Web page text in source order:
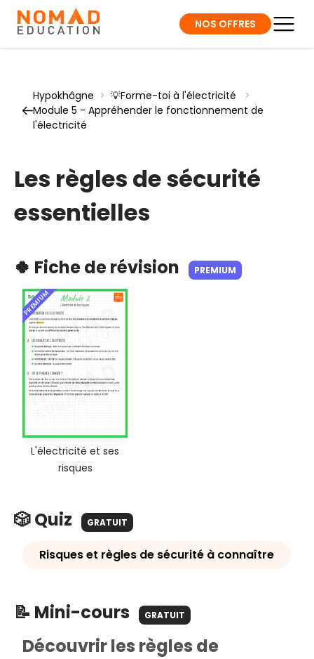
NOS OFFRES
Hypokhâgne > 💡Forme-toi à l'électricité
>
Module 5 - Appréhender le fonctionnement de
l'électricité
Les règles de sécurité
essentielles
🍀 Fiche de révision PREMIUM
PREMIUM
L'électricité et ses
risques
🎲 Quiz GRATUIT
Risques et règles de sécurité à connaître
📝 Mini-cours GRATUIT
Découvrir les règles de